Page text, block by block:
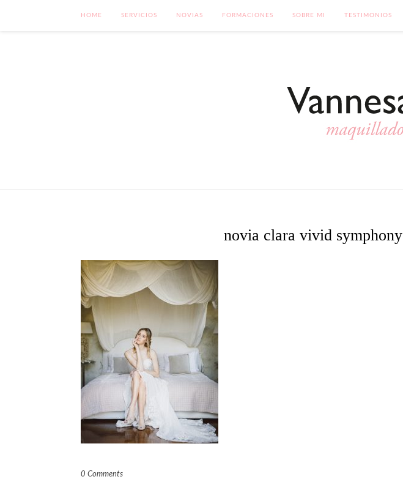
HOME SERVICIOS NOVIAS FORMACIONES SOBRE MI TESTIMONIOS
novia clara vivid symphony
0 Comments